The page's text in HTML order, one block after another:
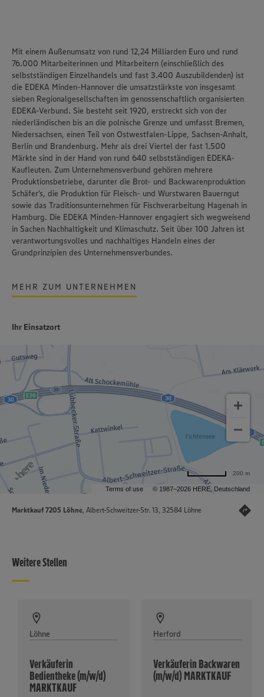
Mit einem Außenumsatz von rund 12,24 Milliarden Euro und rund
76.000 Mitarbeiterinnen und Mitarbeitern (einschließlich des
selbstständigen Einzelhandels und fast 3.400 Auszubildenden) ist
die EDEKA Minden-Hannover die umsatzstärkste von insgesamt
sieben Regionalgesellschaften im genossenschaftlich organisierten
EDEKA-Verbund. Sie besteht seit 1920, erstreckt sich von der
niederländischen bis an die polnische Grenze und umfasst Bremen,
Niedersachsen, einen Teil von Ostwestfalen-Lippe, Sachsen-Anhalt,
Berlin und Brandenburg. Mehr als drei Viertel der fast 1.500
Märkte sind in der Hand von rund 640 selbstständigen EDEKA-
Kaufleuten. Zum Unternehmensverbund gehören mehrere
Produktionsbetriebe, darunter die Brot- und Backwarenproduktion
Schäfer’s, die Produktion für Fleisch- und Wurstwaren Bauerngut
sowie das Traditionsunternehmen für Fischverarbeitung Hagenah in
Hamburg. Die EDEKA Minden-Hannover engagiert sich wegweisend
in Sachen Nachhaltigkeit und Klimaschutz. Seit über 100 Jahren ist
verantwortungsvolles und nachhaltiges Handeln eines der
Grundprinzipien des Unternehmensverbundes.
MEHR ZUM UNTERNEHMEN
Ihr Einsatzort
Terms of use © 1987–2026 HERE, Deutschland
200 m
Marktkauf 7205 Löhne, Albert-Schweitzer-Str. 13, 32584 Löhne
Weitere Stellen
Löhne
Verkäuferin
Bedientheke (m/w/d)
MARKTKAUF
Herford
Verkäuferin Backwaren
(m/w/d) MARKTKAUF